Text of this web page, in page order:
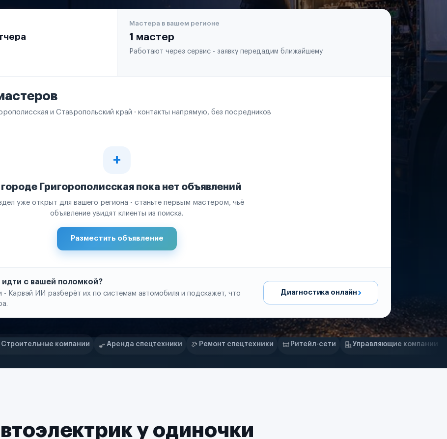
Мастера в вашем регионе
1 мастер
Работают через сервис - заявку передадим ближайшему
и Ставропольский край · контакты напрямую, без посредников
городе Григорополисская пока нет объявлений
уже открыт для вашего региона - станьте первым мастером, чьё
объявление увидят клиенты из поиска.
Разместить объявление
идти с вашей поломкой?
Карвэй ИИ разберёт их по системам автомобиля и подскажет, что
Диагностика онлайн
Аренда спецтехники Ремонт спецтехники Ритейл-сети Управляющие компании Страховые
у одиночки